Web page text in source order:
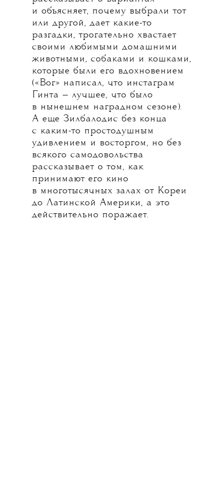
и объясняет, почему выбрали тот
или другой, дает какие-то
разгадки, трогательно хвастает
своими любимыми домашними
животными, собаками и кошками,
которые были его вдохновением
(«Вог» написал, что инстаграм
Гинта — лучшее, что было
в нынешнем наградном сезоне).
А еще Зилбалодис без конца
с каким-то простодушным
удивлением и восторгом, но без
всякого самодовольства
рассказывает о том, как
принимают его кино
в многотысячных залах от Кореи
до Латинской Америки, а это
действительно поражает.